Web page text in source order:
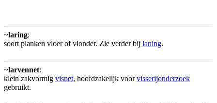
~laring:
soort planken vloer of vlonder. Zie verder bij laning.
~larvennet:
klein zakvormig visnet, hoofdzakelijk voorvisserijonderzoek
gebruikt.